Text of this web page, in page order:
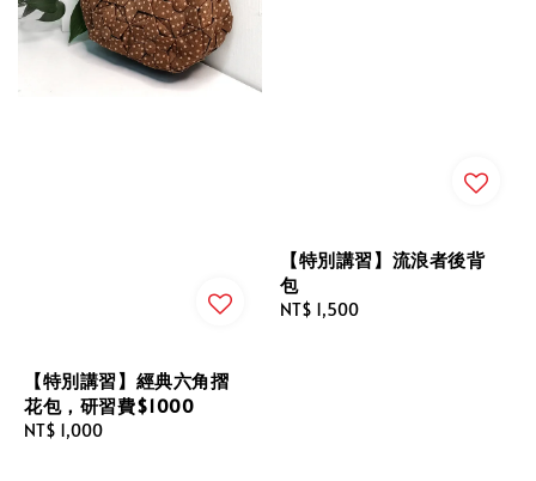
【特別講習】經典六角摺
花包，研習費$1000
Regular
NT$ 1,000
【特別講習】流浪者後背
包
Regular
NT$ 1,500